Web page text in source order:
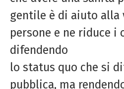
gentile è di aiuto alla
persone e ne riduce i
difendendo
lo status quo che si
pubblica, ma